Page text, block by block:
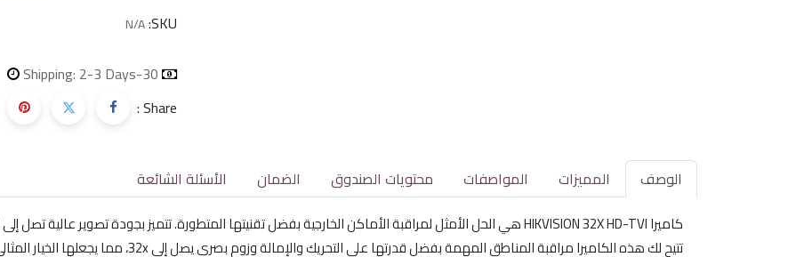
SKU:
N/A
30-day money-back
Shipping: 2-3 Days
Share :
الوصف المميزات المواصفات محتويات الصندوق الضمان الأسئلة الشائعة
كاميرا HIKVISION 32X HD-TVI هي الحل الأمثل لمراقبة الأماكن الخارجية بفضل تقنيتها المتطورة. تتميز بجودة تصوير عالية تصل إلى 2 ميجابكسل وأداء ممتاز في الإضاءة المنخفضة.
تتيح لك هذه الكاميرا مراقبة المناطق المهمة بفضل قدرتها على التحريك والإمالة وزوم بصري يصل إلى 32x، مما يجعلها الخيار المثالي للأمان والمراقبة.